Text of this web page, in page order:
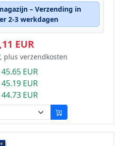
– Verzending in
2-3 werkdagen
EUR
plus verzendkosten
EUR
EUR
EUR